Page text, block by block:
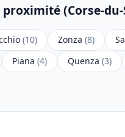
(Corse-du-
(10) Zonza (8)
Piana (4) Quenza (3)